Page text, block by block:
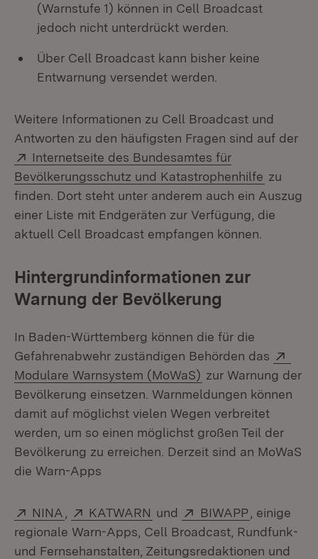
(Warnstufe 1) können in Cell Broadcast
jedoch nicht unterdrückt werden.
Über Cell Broadcast kann bisher keine
Entwarnung versendet werden.
Weitere Informationen zu Cell Broadcast und
Antworten zu den häufigsten Fragen sind auf der
Extern:
Internetseite des Bundesamtes für
Bevölkerungsschutz und Katastrophenhilfe (Öffnet
zu
finden. Dort steht unter anderem auch ein Auszug
einer Liste mit Endgeräten zur Verfügung, die
aktuell Cell Broadcast empfangen können.
Hintergrundinformationen zur
Warnung der Bevölkerung
In Baden-Württemberg können die für die
Gefahrenabwehr zuständigen Behörden das
Modulare Warnsystem (MoWaS) (Öffnet in neuem
zur Warnung der
Bevölkerung einsetzen. Warnmeldungen können
damit auf möglichst vielen Wegen verbreitet
werden, um so einen möglichst großen Teil der
Bevölkerung zu erreichen. Derzeit sind an MoWaS
die Warn-Apps
Extern:
NINA (Öffnet in neuem Fenster)
Extern:
KATWARN (Öffnet in neuem Fenster)
und Extern:
BIWAPP(Öffnet in
, einige
regionale Warn-Apps, Cell Broadcast, Rundfunk-
und Fernsehanstalten, Zeitungsredaktionen und